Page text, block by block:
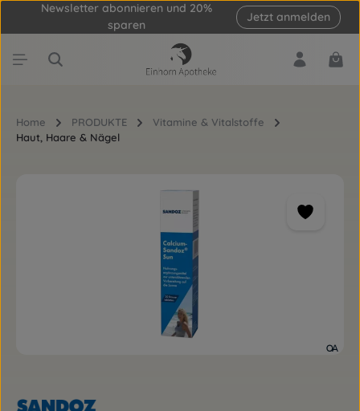
Zum Hauptinhalt springen
Newsletter abonnieren und 20%
sparen
Jetzt anmelden
Home PRODUKTE
Vitamine & Vitalstoffe
Haut, Haare & Nägel